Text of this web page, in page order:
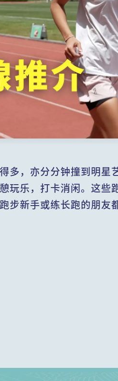
多，亦分分钟撞到明星
玩乐，打卡消闲。这些
步新手或练长跑的朋友